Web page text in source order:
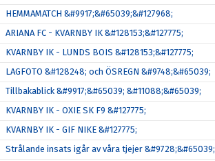
HEMMAMATCH &#9917;&#65039;&#127968;
ARIANA FC - KVARNBY IK &#128153;&#127775;
KVARNBY IK - LUNDS BOIS &#128153;&#127775;
LAGFOTO &#128248; och ÖSREGN &#9748;&#65039;
Tillbakablick &#9917;&#65039; &#11088;&#65039;
KVARNBY IK - OXIE SK F9 &#127775;
KVARNBY IK - GIF NIKE &#127775;
Strålande insats igår av våra tjejer &#9728;&#65039;